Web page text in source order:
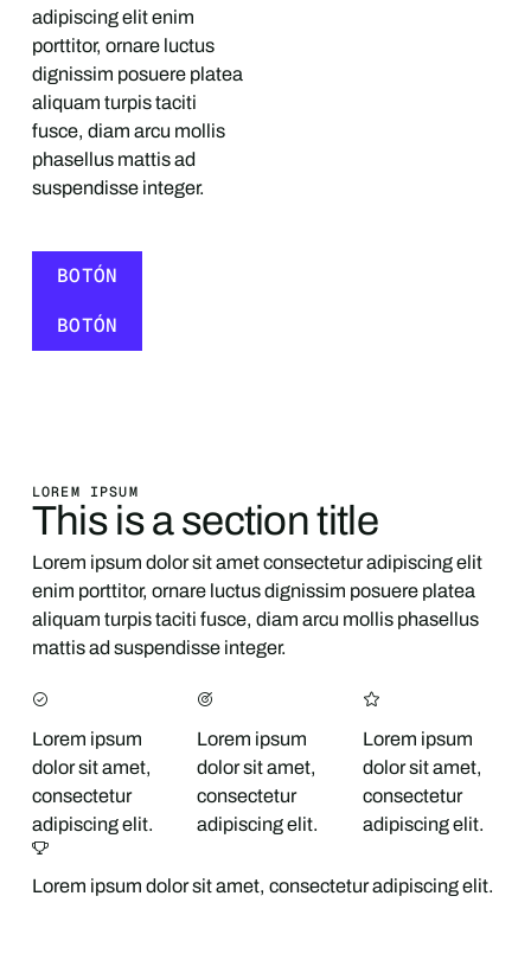
adipiscing elit enim
porttitor, ornare luctus
dignissim posuere platea
aliquam turpis taciti
fusce, diam arcu mollis
phasellus mattis ad
suspendisse integer.
BOTÓN
BOTÓN
BOTÓN
LOREM IPSUM
This is a section title
Lorem ipsum dolor sit amet consectetur adipiscing elit
enim porttitor, ornare luctus dignissim posuere platea
aliquam turpis taciti fusce, diam arcu mollis phasellus
mattis ad suspendisse integer.
Lorem ipsum
dolor sit amet,
consectetur
adipiscing elit.
Lorem ipsum
dolor sit amet,
consectetur
adipiscing elit.
Lorem ipsum
dolor sit amet,
consectetur
adipiscing elit.
Lorem ipsum dolor sit amet, consectetur adipiscing elit.